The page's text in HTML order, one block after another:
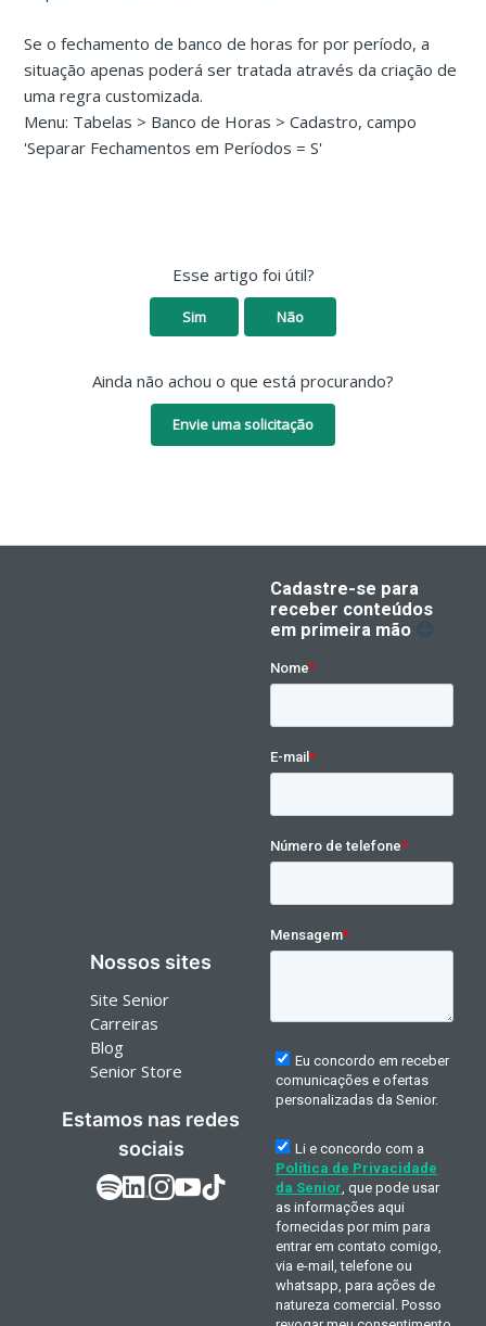
Se o fechamento de banco de horas for por período, a
situação apenas poderá ser tratada através da criação de
uma regra customizada.
Menu: Tabelas > Banco de Horas > Cadastro, campo
'Separar Fechamentos em Períodos = S'
Esse artigo foi útil?
Sim Não
Ainda não achou o que está procurando?
Envie uma solicitação
Nossos sites
Site Senior
Carreiras
Blog
Senior Store
Estamos nas redes
sociais